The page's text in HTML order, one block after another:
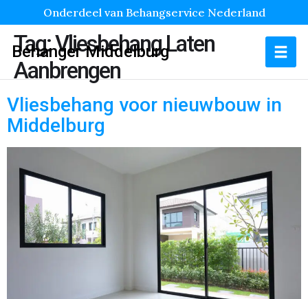
Onderdeel van Behangservice Nederland
Behanger Middelburg
Tag:Vliesbehang Laten
Aanbrengen
Vliesbehang voor nieuwbouw in
Middelburg